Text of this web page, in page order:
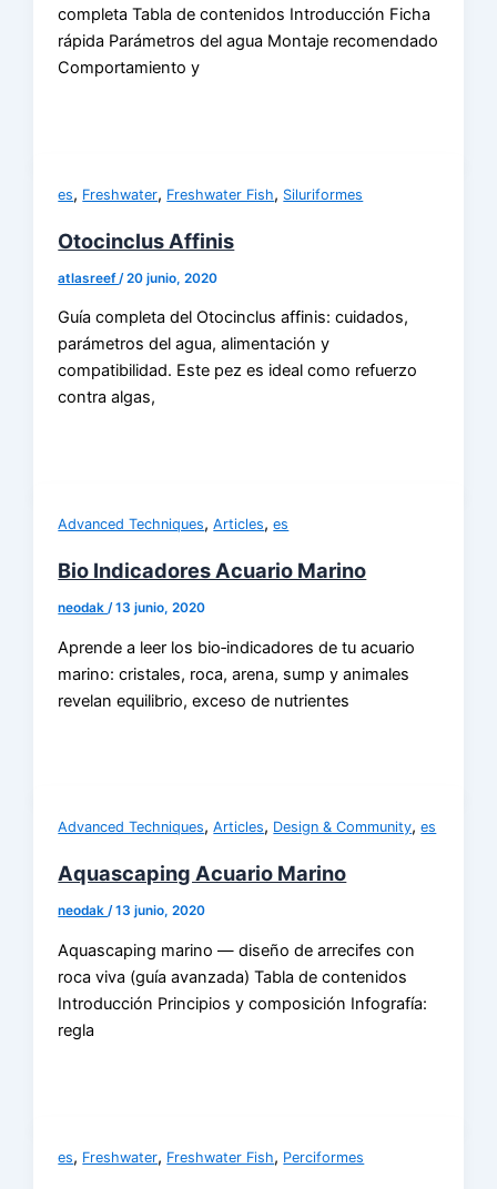
completa Tabla de contenidos Introducción Ficha
rápida Parámetros del agua Montaje recomendado
Comportamiento y
es, Freshwater, Freshwater Fish, Siluriformes
Otocinclus Affinis
atlasreef/20 junio, 2020
Guía completa del Otocinclus affinis: cuidados,
parámetros del agua, alimentación y
compatibilidad. Este pez es ideal como refuerzo
contra algas,
Advanced Techniques,Articles,es
Bio Indicadores Acuario Marino
neodak/13 junio, 2020
Aprende a leer los bio‑indicadores de tu acuario
marino: cristales, roca, arena, sump y animales
revelan equilibrio, exceso de nutrientes
Advanced Techniques,Articles, Design & Community,es
Aquascaping Acuario Marino
neodak/13 junio, 2020
Aquascaping marino — diseño de arrecifes con
roca viva (guía avanzada) Tabla de contenidos
Introducción Principios y composición Infografía:
regla
es, Freshwater, Freshwater Fish, Perciformes